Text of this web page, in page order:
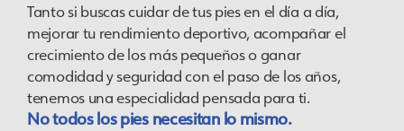
Tanto si buscas cuidar de tus pies en el día a día,
mejorar tu rendimiento deportivo, acompañar el
crecimiento de los más pequeños o ganar
comodidad y seguridad con el paso de los años,
tenemos una especialidad pensada para ti.
No todos los pies necesitan lo mismo.